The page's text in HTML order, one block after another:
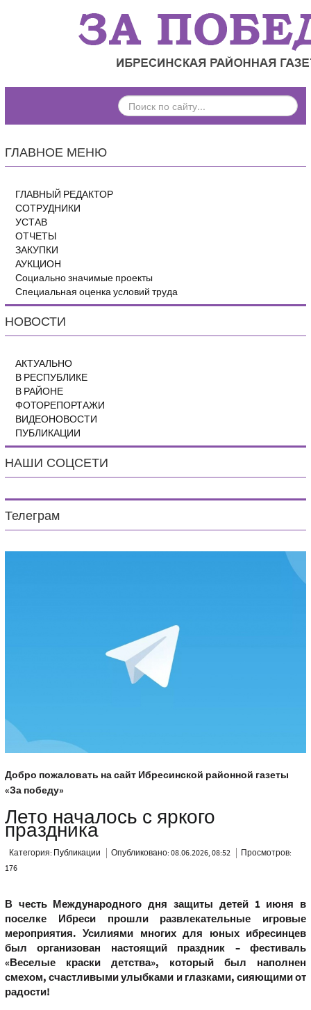
ПОИСК
ПО
ГЛАВНОЕ МЕНЮ
ГЛАВНЫЙ РЕДАКТОР
СОТРУДНИКИ
УСТАВ
ОТЧЕТЫ
ЗАКУПКИ
АУКЦИОН
Социально значимые проекты
Специальная оценка условий труда
НОВОСТИ
АКТУАЛЬНО
В РЕСПУБЛИКЕ
В РАЙОНЕ
ФОТОРЕПОРТАЖИ
ВИДЕОНОВОСТИ
ПУБЛИКАЦИИ
НАШИ СОЦСЕТИ
Телеграм
Добро пожаловать на сайт Ибресинской районной газеты
«За победу»
Лето началось с яркого
праздника
Категория: Публикации Опубликовано: 08.06.2026, 08:52
Просмотров:
176
В честь Международного дня защиты детей 1 июня в
поселке Ибреси прошли развлекательные игровые
мероприятия. Усилиями многих для юных ибресинцев
был организован настоящий праздник – фестиваль
«Веселые краски детства», который был наполнен
смехом, счастливыми улыбками и глазками, сияющими от
радости!